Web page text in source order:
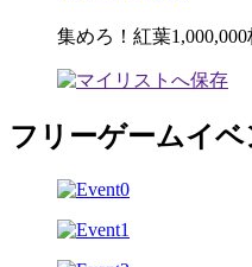
集めろ！紅葉1,000,000
フリーゲームイベ